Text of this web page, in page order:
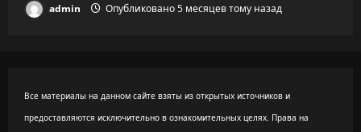
admin Опубликовано 5 месяцев тому назад
Все материалы на данном сайте взяты из открытых источников и
предоставляются исключительно в ознакомительных целях. Права на